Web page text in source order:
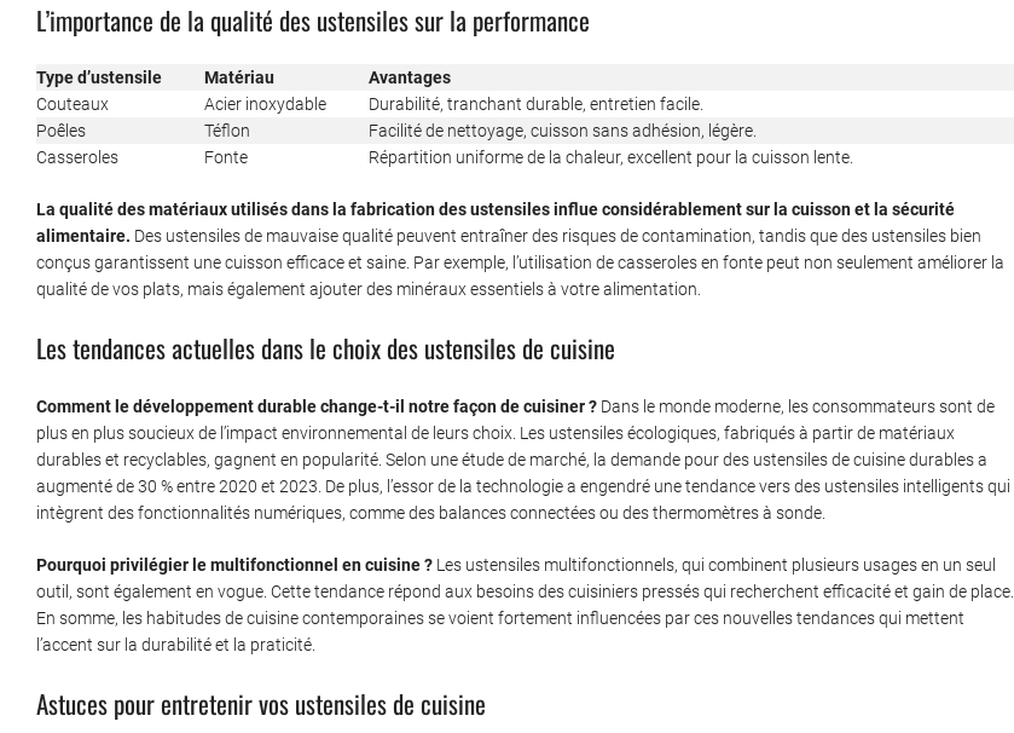
L’importance de la qualité des ustensiles sur la performance
Type d’ustensile Matériau
Avantages
Couteaux
Acier inoxydable
Durabilité, tranchant durable, entretien facile.
Poêles
Téflon
Facilité de nettoyage, cuisson sans adhésion, légère.
Casseroles
Fonte Répartition uniforme de la chaleur, excellent pour la cuisson lente.
La qualité des matériaux utilisés dans la fabrication des ustensiles influe considérablement sur la cuisson et la sécurité
alimentaire. Des ustensiles de mauvaise qualité peuvent entraîner des risques de contamination, tandis que des ustensiles bien
conçus garantissent une cuisson efficace et saine. Par exemple, l’utilisation de casseroles en fonte peut non seulement améliorer la
qualité de vos plats, mais également ajouter des minéraux essentiels à votre alimentation.
Les tendances actuelles dans le choix des ustensiles de cuisine
Comment le développement durable change-t-il notre façon de cuisiner ? Dans le monde moderne, les consommateurs sont de
plus en plus soucieux de l’impact environnemental de leurs choix. Les ustensiles écologiques, fabriqués à partir de matériaux
durables et recyclables, gagnent en popularité. Selon une étude de marché, la demande pour des ustensiles de cuisine durables a
augmenté de 30 % entre 2020 et 2023. De plus, l’essor de la technologie a engendré une tendance vers des ustensiles intelligents qui
intègrent des fonctionnalités numériques, comme des balances connectées ou des thermomètres à sonde.
Pourquoi privilégier le multifonctionnel en cuisine ? Les ustensiles multifonctionnels, qui combinent plusieurs usages en un seul
outil, sont également en vogue. Cette tendance répond aux besoins des cuisiniers pressés qui recherchent efficacité et gain de place.
En somme, les habitudes de cuisine contemporaines se voient fortement influencées par ces nouvelles tendances qui mettent
l’accent sur la durabilité et la praticité.
Astuces pour entretenir vos ustensiles de cuisine